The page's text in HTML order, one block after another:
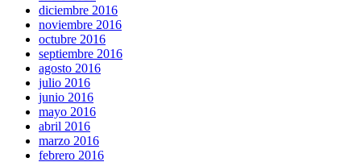
diciembre 2016
noviembre 2016
octubre 2016
septiembre 2016
agosto 2016
julio 2016
junio 2016
mayo 2016
abril 2016
marzo 2016
febrero 2016